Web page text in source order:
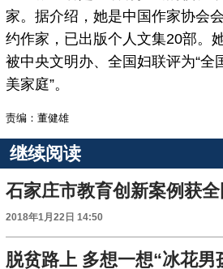
家。据介绍，她是中国作家协会
约作家，已出版个人文集20部。
被中央文明办、全国妇联评为“全
美家庭”。
责编：董健雄
继续阅读
石家庄市教育创新案例获
2018年1月22日 14:50
脱贫路上 多想一想“冰花男